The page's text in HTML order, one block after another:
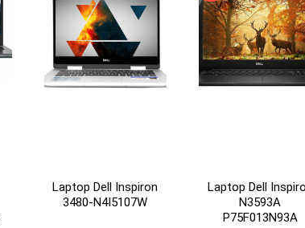
Laptop Dell Inspiron
3480-N4I5107W
Laptop Dell
N3593A
P75F013N93A